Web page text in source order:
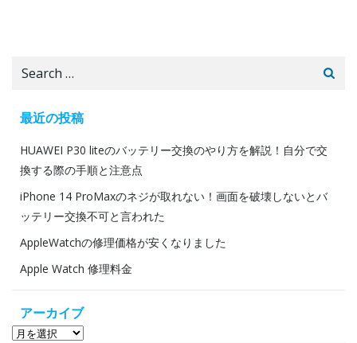
ゲ
ー
シ
ョ
ン
シ
ョ
Search
最近の投稿
HUAWEI P30 liteのバッテリー交換のやり方を解説！自分で交
換する際の手順と注意点
iPhone 14 ProMaxのネジが取れない！画面を破壊しないとバ
ッテリー交換不可と言われた
AppleWatchの修理価格が安くなりました
Apple Watch 修理料金
アーカイブ
ア